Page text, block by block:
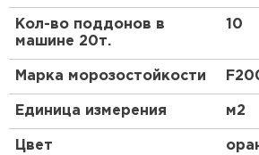
Кол-во поддонов в
машине 20т.
10
Марка морозостойкости
Единица измерения м2
Цвет